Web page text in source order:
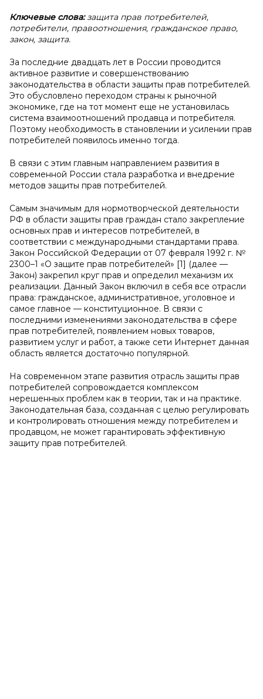
Ключевые слова:защита прав потребителей,
потребители, правоотношения, гражданское право,
закон, защита.
За последние двадцать лет в России проводится
активное развитие и совершенствованию
законодательства в области защиты прав потребителей.
Это обусловлено переходом страны к рыночной
экономике, где на тот момент еще не установилась
система взаимоотношений продавца и потребителя.
Поэтому необходимость в становлении и усилении прав
потребителей появилось именно тогда.
В связи с этим главным направлением развития в
современной России стала разработка и внедрение
методов защиты прав потребителей.
Самым значимым для нормотворческой деятельности
РФ в области защиты прав граждан стало закрепление
основных прав и интересов потребителей, в
соответствии с международными стандартами права.
Закон Российской Федерации от 07 февраля 1992 г. №
2300–1 «О защите прав потребителей» [1] (далее —
Закон) закрепил круг прав и определил механизм их
реализации. Данный Закон включил в себя все отрасли
права: гражданское, административное, уголовное и
самое главное — конституционное. В связи с
последними изменениями законодательства в сфере
прав потребителей, появлением новых товаров,
развитием услуг и работ, а также сети Интернет данная
область является достаточно популярной.
На современном этапе развития отрасль защиты прав
потребителей сопровождается комплексом
нерешенных проблем как в теории, так и на практике.
Законодательная база, созданная с целью регулировать
и контролировать отношения между потребителем и
продавцом, не может гарантировать эффективную
защиту прав потребителей.